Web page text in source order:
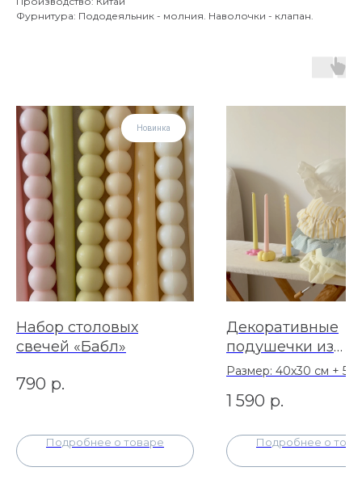
Фурнитура: Пододеяльник - молния. Наволочки - клапан.
Новинка
Набор столовых
свечей «Бабл»
790 р.
Подробнее о товаре
Декоративные
подушечки из
вареного хлопка
Размер: 40х30 см + 5
1 590 р.
Подробнее о